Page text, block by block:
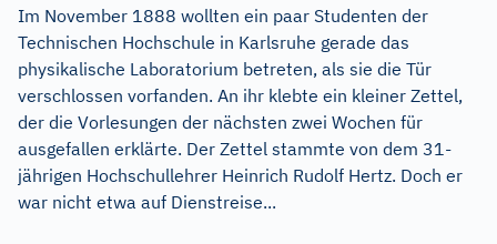
Im November 1888 wollten ein paar Studenten der
Technischen Hochschule in Karlsruhe gerade das
physikalische Laboratorium betreten, als sie die Tür
verschlossen vorfanden. An ihr klebte ein kleiner Zettel,
der die Vorlesungen der nächsten zwei Wochen für
ausgefallen erklärte. Der Zettel stammte von dem 31-
jährigen Hochschullehrer Heinrich Rudolf Hertz. Doch er
war nicht etwa auf Dienstreise...